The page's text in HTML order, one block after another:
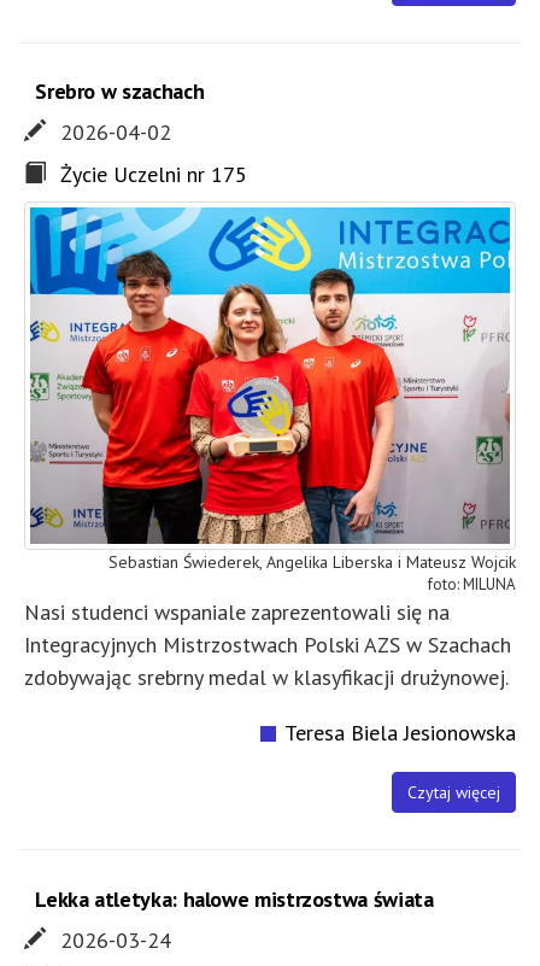
Srebro w szachach
2026-04-02
Życie Uczelni nr 175
Sebastian Świederek, Angelika Liberska i Mateusz Wojcik
MILUNA
Nasi studenci wspaniale zaprezentowali się na
Integracyjnych Mistrzostwach Polski AZS w Szachach
zdobywając srebrny medal w klasyfikacji drużynowej.
Teresa Biela Jesionowska
Czytaj więcej
Lekka atletyka: halowe mistrzostwa świata
2026-03-24